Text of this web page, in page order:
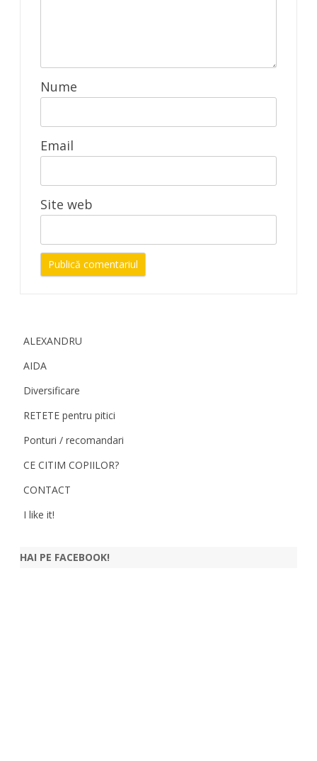
Nume
Email
Site web
ALEXANDRU
AIDA
Diversificare
RETETE pentru pitici
Ponturi / recomandari
CE CITIM COPIILOR?
CONTACT
I like it!
HAI PE FACEBOOK!